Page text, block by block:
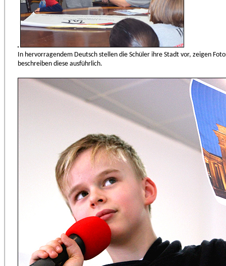
In hervorragendem Deutsch stellen die Schüler ihre Stadt vor, zeigen
beschreiben diese ausführlich.